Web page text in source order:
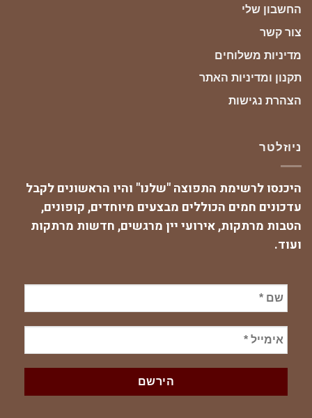
החשבון שלי
צור קשר
מדיניות משלוחים
תקנון ומדיניות האתר
הצהרת נגישות
ניוזלטר
היכנסו לרשימת התפוצה "שלנו" והיו הראשונים לקבל
עדכונים חמים הכוללים מבצעים מיוחדים, קופונים,
הטבות מרתקות, אירועי יין מרגשים, חדשות מרתקות
ועוד.